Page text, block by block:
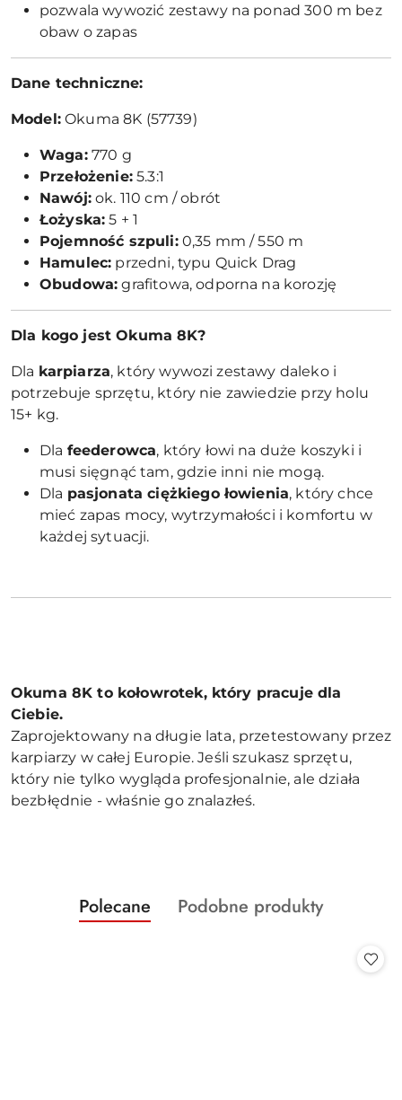
pozwala wywozić zestawy na ponad 300 m bez
obaw o zapas
Dane techniczne:
Model:Okuma 8K (57739)
Waga:770 g
Przełożenie:5.3:1
Nawój:ok. 110 cm / obrót
Łożyska: 5 + 1
Pojemność szpuli:0,35 mm / 550 m
Hamulec: przedni, typu Quick Drag
Obudowa: grafitowa, odporna na korozję
Dla kogo jest Okuma 8K?
Dla karpiarza, który wywozi zestawy daleko i
potrzebuje sprzętu, który nie zawiedzie przy holu
15+ kg.
Dla feederowca, który łowi na duże koszyki i
musi sięgnąć tam, gdzie inni nie mogą.
Dla pasjonata ciężkiego łowienia, który chce
mieć zapas mocy, wytrzymałości i komfortu w
każdej sytuacji.
Okuma 8K to kołowrotek, który pracuje dla
Ciebie.
Zaprojektowany na długie lata, przetestowany przez
karpiarzy w całej Europie. Jeśli szukasz sprzętu,
który nie tylko wygląda profesjonalnie, ale działa
bezbłędnie - właśnie go znalazłeś.
Pomiń karuzelę produktów
Produkty
o
Polecane
Produkty
Podobne produkty